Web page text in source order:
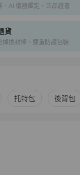
、AI 儀器鑑定、正品證書
貨
掉換封條、雙重防護包裝
推薦
托特包 後背包
家